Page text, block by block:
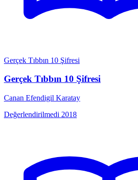
Gerçek Tıbbın 10 Şifresi
Gerçek Tıbbın 10 Şifresi
Canan Efendigil Karatay
Değerlendirilmedi 2018